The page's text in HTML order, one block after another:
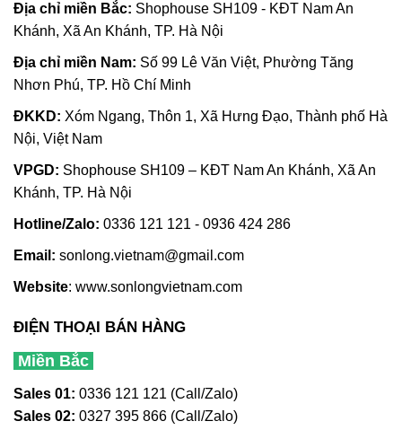
Địa chỉ miền Bắc: Shophouse SH109 - KĐT Nam An
Khánh, Xã An Khánh, TP. Hà Nội
Địa chỉ miền Nam: Số 99 Lê Văn Việt, Phường Tăng
Nhơn Phú, TP. Hồ Chí Minh
ĐKKD: Xóm Ngang, Thôn 1, Xã Hưng Đạo, Thành phố Hà
Nội, Việt Nam
VPGD: Shophouse SH109 – KĐT Nam An Khánh, Xã An
Khánh, TP. Hà Nội
Hotline/Zalo: 0336 121 121 - 0936 424 286
Email: sonlong.vietnam@gmail.com
Website: www.sonlongvietnam.com
ĐIỆN THOẠI BÁN HÀNG
Miền Bắc
Sales 01: 0336 121 121 (Call/Zalo)
Sales 02: 0327 395 866 (Call/Zalo)